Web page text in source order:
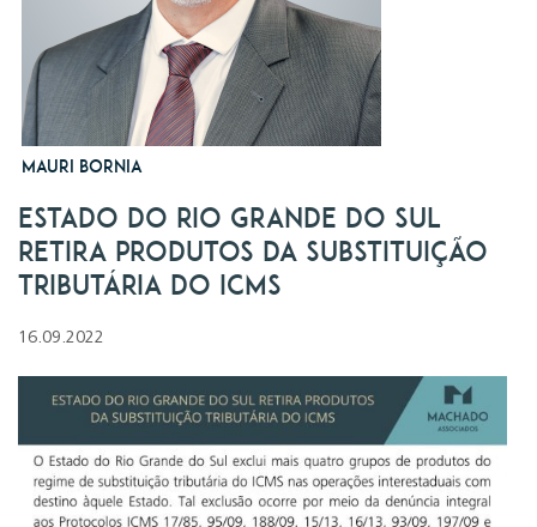
Mauri Bornia
ESTADO DO RIO GRANDE DO SUL
RETIRA PRODUTOS DA SUBSTITUIÇÃO
TRIBUTÁRIA DO ICMS
16.09.2022